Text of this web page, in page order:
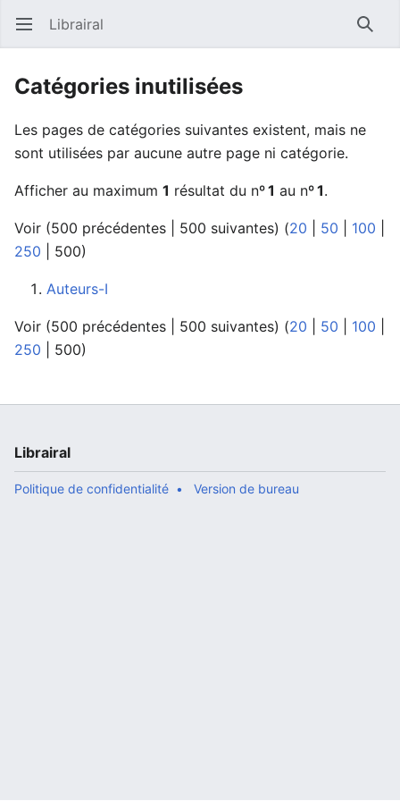
Ouvrir le menu principal Librairal
Catégories inutilisées
Les pages de catégories suivantes existent, mais ne
sont utilisées par aucune autre page ni catégorie.
Afficher au maximum 1 résultat du nº1 au nº1.
Voir (500 précédentes 500 suivantes) (20 50 100
250
500)
Auteurs-I
Voir (500 précédentes 500 suivantes) (20 50 100
250
500)
Librairal
Politique de confidentialité Version de bureau